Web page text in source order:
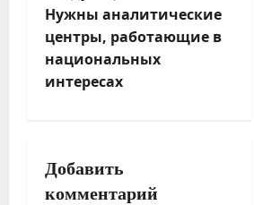
г
а
ц
и
п
Нужны аналитические
центры, работающие в
национальных
интересах
Добавить
комментарий